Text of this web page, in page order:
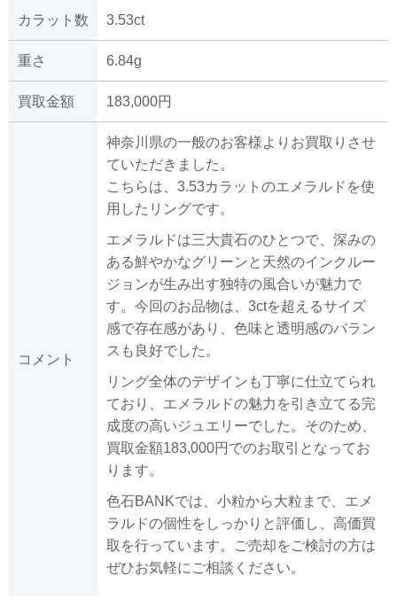
カラット数 3.53ct
重さ 6.84g
買取金額 183,000円
コメント
神奈川県の一般のお客様よりお買取りさせ
ていただきました。
こちらは、3.53カラットのエメラルドを使
用したリングです。
エメラルドは三大貴石のひとつで、深みの
ある鮮やかなグリーンと天然のインクルー
ジョンが生み出す独特の風合いが魅力で
す。今回のお品物は、3ctを超えるサイズ
感で存在感があり、色味と透明感のバラン
スも良好でした。
リング全体のデザインも丁寧に仕立てられ
ており、エメラルドの魅力を引き立てる完
成度の高いジュエリーでした。そのため、
買取金額183,000円でのお取引となってお
ります。
色石BANKでは、小粒から大粒まで、エメ
ラルドの個性をしっかりと評価し、高価買
取を行っています。ご売却をご検討の方は
ぜひお気軽にご相談ください。